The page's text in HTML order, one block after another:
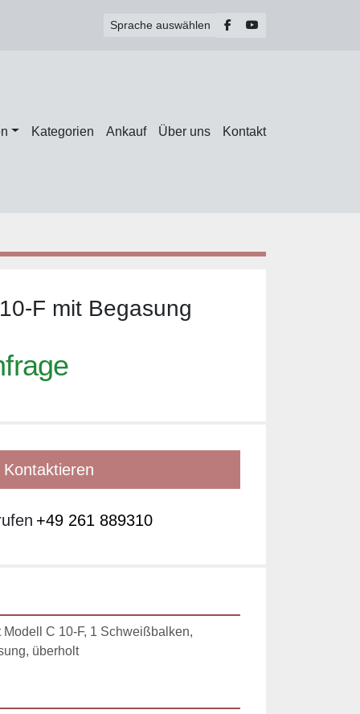
Sprache auswählen facebook
Kategorien Ankauf Über uns Kontakt
F mit Begasung
Kontaktieren
+49 261 889310
C 10-F, 1 Schweißbalken,
überholt